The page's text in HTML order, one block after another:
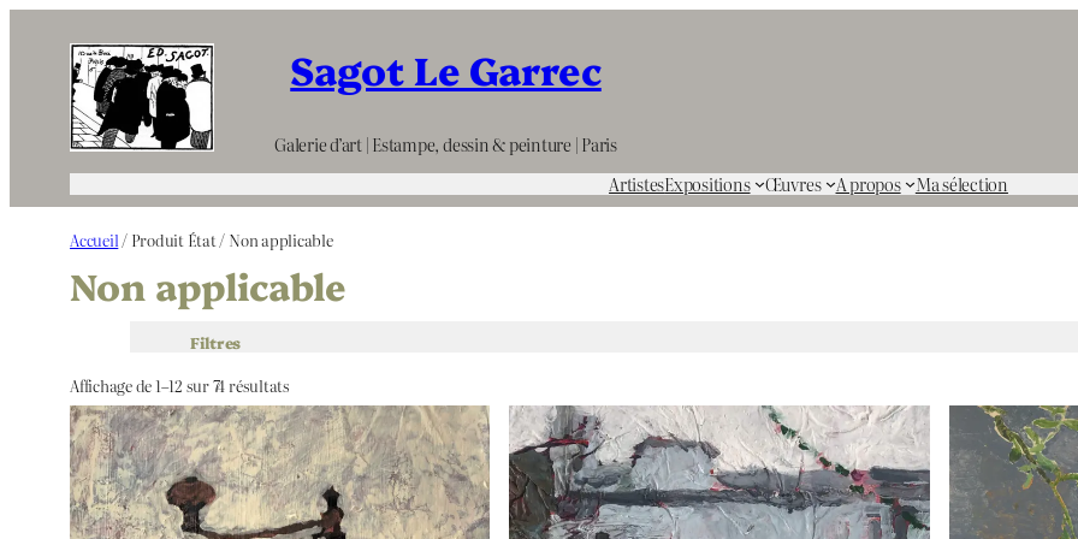
contenu
Sagot Le Garrec
Galerie d’art | Estampe, dessin & peinture | Paris
ArtistesExpositions Œuvres A propos Ma sélection
Accueil / Produit État / Non applicable
Non applicable
Filtres
Affichage de 1–12 sur 74 résultats